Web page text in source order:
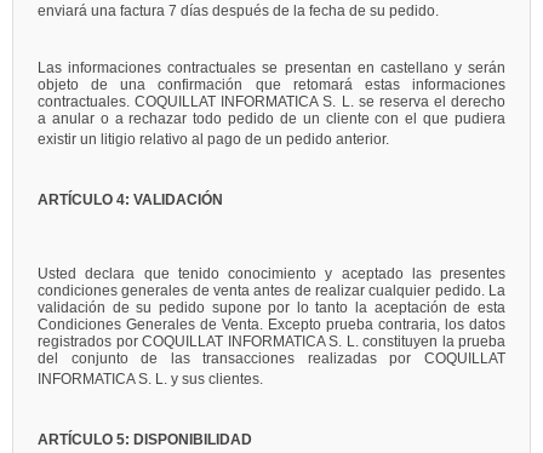
enviará una factura 7 días después de la fecha de su pedido.
Las informaciones contractuales se presentan en castellano y serán
objeto de una confirmación que retomará estas informaciones
contractuales. COQUILLAT INFORMATICA S. L. se reserva el derecho
a anular o a rechazar todo pedido de un cliente con el que pudiera
existir un litigio relativo al pago de un pedido anterior.
ARTÍCULO 4: VALIDACIÓN
Usted declara que tenido conocimiento y aceptado las presentes
condiciones generales de venta antes de realizar cualquier pedido. La
validación de su pedido supone por lo tanto la aceptación de esta
Condiciones Generales de Venta. Excepto prueba contraria, los datos
registrados por COQUILLAT INFORMATICA S. L. constituyen la prueba
del conjunto de las transacciones realizadas por COQUILLAT
INFORMATICA S. L. y sus clientes.
ARTÍCULO 5: DISPONIBILIDAD